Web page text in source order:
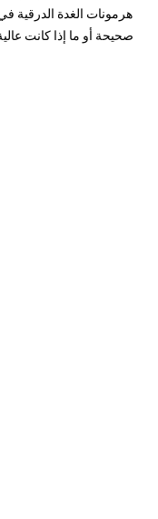
هرمونات الغدة الدرقية
صحيحة أو ما إذا كانت